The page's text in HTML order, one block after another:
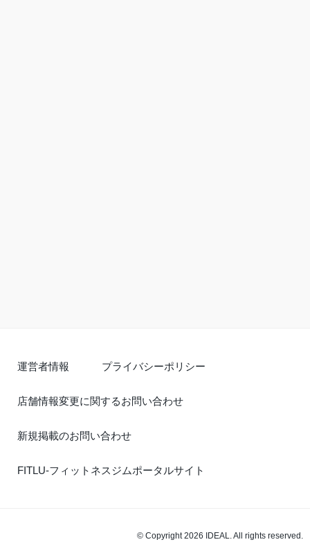
運営者情報 プライバシーポリシー
店舗情報変更に関するお問い合わせ
新規掲載のお問い合わせ
FITLU-フィットネスジムポータルサイト
© Copyright 2026 IDEAL. All rights reserved.